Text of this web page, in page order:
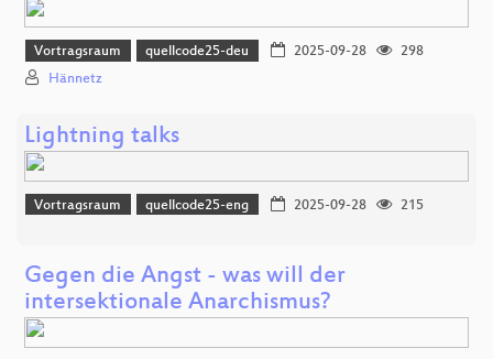
Vortragsraum quellcode25-deu 2025-09-28
298
Hännetz
Lightning talks
Vortragsraum quellcode25-eng 2025-09-28 215
Gegen die Angst - was will der
intersektionale Anarchismus?